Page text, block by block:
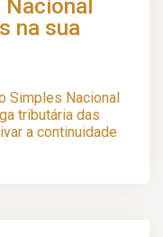
na sua
Simples Nacional
tributária das
a continuidade